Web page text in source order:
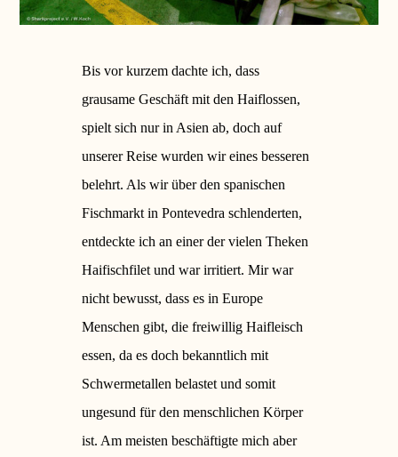
Bis vor kurzem dachte ich, dass
grausame Geschäft mit den Haiflossen,
spielt sich nur in Asien ab, doch auf
unserer Reise wurden wir eines besseren
belehrt. Als wir über den spanischen
Fischmarkt in Pontevedra schlenderten,
entdeckte ich an einer der vielen Theken
Haifischfilet und war irritiert. Mir war
nicht bewusst, dass es in Europe
Menschen gibt, die freiwillig Haifleisch
essen, da es doch bekanntlich mit
Schwermetallen belastet und somit
ungesund für den menschlichen Körper
ist. Am meisten beschäftigte mich aber